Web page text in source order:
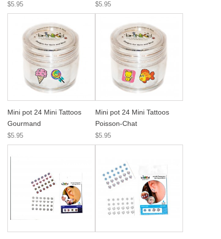
$5.95 $5.95
Mini pot 24 Mini Tattoos
Gourmand
$5.95
Mini pot 24 Mini Tattoos
Poisson-Chat
$5.95